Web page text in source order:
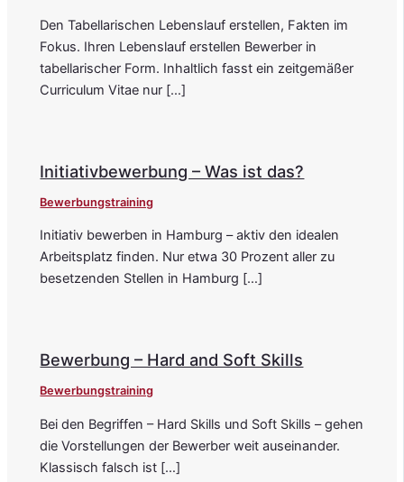
Den Tabellarischen Lebenslauf erstellen, Fakten im
Fokus. Ihren Lebenslauf erstellen Bewerber in
tabellarischer Form. Inhaltlich fasst ein zeitgemäßer
Curriculum Vitae nur […]
Initiativbewerbung – Was ist das?
Bewerbungstraining
Initiativ bewerben in Hamburg – aktiv den idealen
Arbeitsplatz finden. Nur etwa 30 Prozent aller zu
besetzenden Stellen in Hamburg […]
Bewerbung – Hard and Soft Skills
Bewerbungstraining
Bei den Begriffen – Hard Skills und Soft Skills – gehen
die Vorstellungen der Bewerber weit auseinander.
Klassisch falsch ist […]